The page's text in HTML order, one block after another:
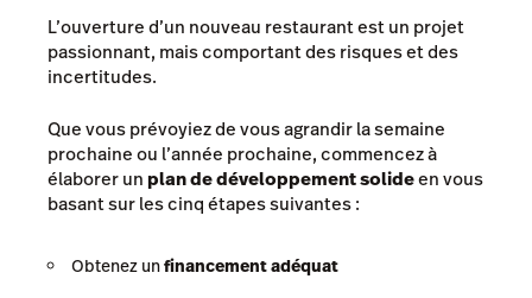
L’ouverture d’un nouveau restaurant est un projet
passionnant, mais comportant des risques et des
incertitudes.
Que vous prévoyiez de vous agrandir la semaine
prochaine ou l’année prochaine, commencez à
élaborer unplan de développement solideen vous
basant sur les cinq étapes suivantes :
Obtenez unfinancement adéquat